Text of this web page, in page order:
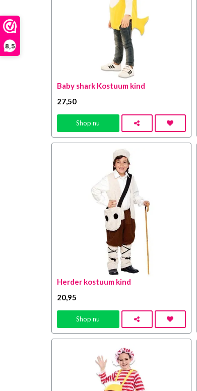
8,5
Baby shark Kostuum kind
27 ,50
Shop nu
Herder kostuum kind
20,95
Shop nu